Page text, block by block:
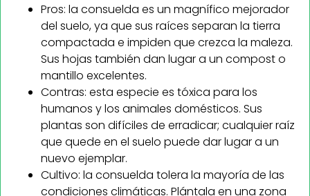
Pros: la consuelda es un magnífico mejorador
del suelo, ya que sus raíces separan la tierra
compactada e impiden que crezca la maleza.
Sus hojas también dan lugar a un compost o
mantillo excelentes.
Contras: esta especie es tóxica para los
humanos y los animales domésticos. Sus
plantas son difíciles de erradicar; cualquier raíz
que quede en el suelo puede dar lugar a un
nuevo ejemplar.
Cultivo: la consuelda tolera la mayoría de las
condiciones climáticas. Plántala en una zona